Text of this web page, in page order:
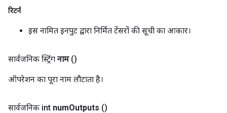
रिटर्न
इस नामित इनपुट द्वारा निर्मित टेंसरों की सूची का आकार।
सार्वजनिक स्ट्रिंग नाम ()
ऑपरेशन का पूरा नाम लौटाता है।
सार्वजनिक int numOutputs ()